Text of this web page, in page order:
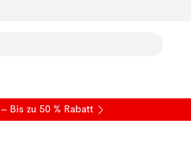
– Bis zu 50 % Rabatt